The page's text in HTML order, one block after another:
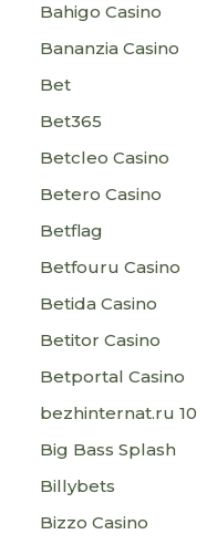
Bahigo Casino
Bananzia Casino
Bet
Bet365
Betcleo Casino
Betero Casino
Betflag
Betfouru Casino
Betida Casino
Betitor Casino
Betportal Casino
bezhinternat.ru 10
Big Bass Splash
Billybets
Bizzo Casino